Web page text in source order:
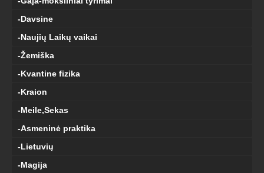
-Davsine
-Naujių Laikų vaikai
-Žemiška
-Kvantine fizika
-Kraion
-Meile,Sekas
-Asmeninė praktika
-Lietuvių
-Magija